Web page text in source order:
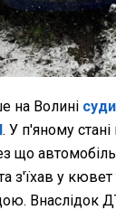
на Волині
. У п'яному
що
з'їхав у кювет
Внаслідок